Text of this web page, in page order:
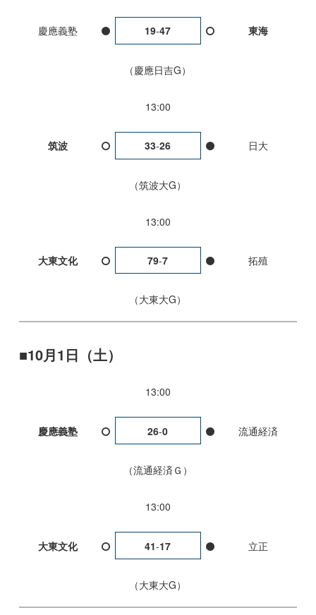
慶應義塾 19-47 東海
慶應日吉G
13:00
筑波 33-26 日大
筑波大G
13:00
大東文化 79-7 拓殖
大東大G
10月1日（土）
13:00
慶應義塾 26-0 流通経済
流通経済Ｇ
13:00
大東文化 41-17 立正
大東大G